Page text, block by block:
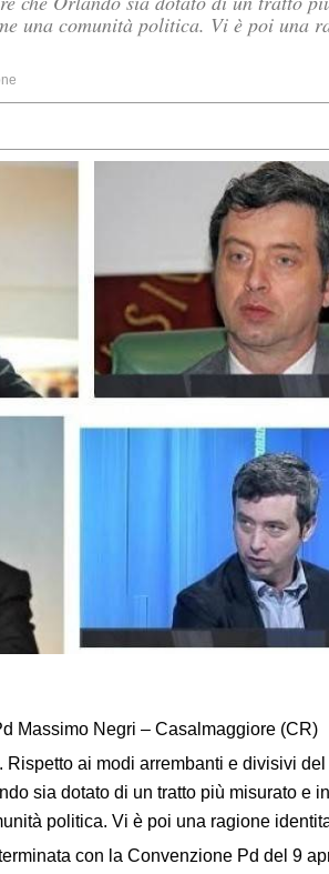
una comunità politica. Vi è poi una
Massimo Negri – Casalmaggiore (CR)
Rispetto ai modi arrembanti e divisivi
sia dotato di un tratto più misurato e
politica. Vi è poi una ragione
con la Convenzione Pd del 9